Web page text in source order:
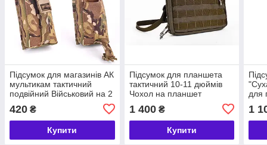
Підсумок для магазинів АК
мультикам тактичний
подвійний Військовий на 2
ріжки АК закритий для ЗСУ
Molle
420 ₴
Купити
Підсумок для планшета
тактичний 10-11 дюймів
Чохол на планшет
утилітарний Хакі
1 400₴
Купити
для
1